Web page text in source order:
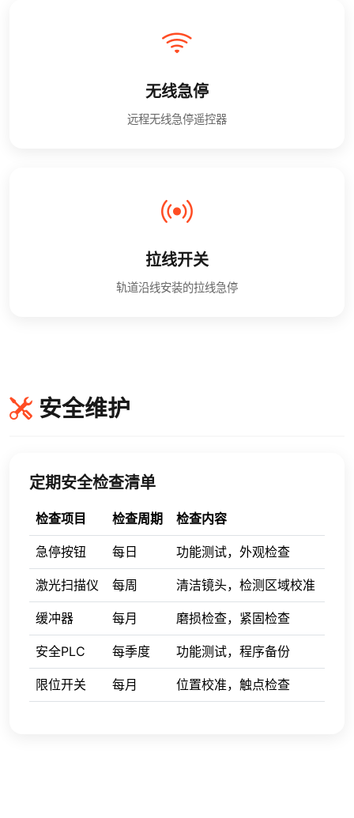
无线急停
远程无线急停遥控器
拉线开关
轨道沿线安装的拉线急停
安全维护
定期安全检查清单
检查项目 检查周期 检查内容
急停按钮 每日 功能测试，外观检查
激光扫描仪 每周 清洁镜头，检测区域校准
缓冲器 每月 磨损检查，紧固检查
安全PLC 每季度 功能测试，程序备份
限位开关 每月 位置校准，触点检查